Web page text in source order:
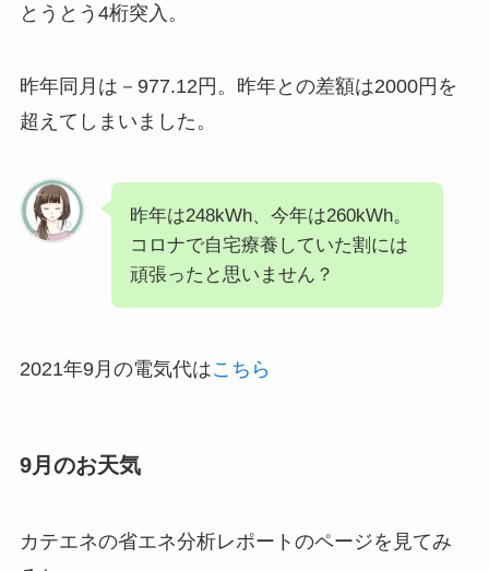
とうとう4桁突入。
昨年同月は－977.12円。昨年との差額は2000円を
超えてしまいました。
昨年は248kWh、今年は260kWh。
コロナで自宅療養していた割には
頑張ったと思いません？
2021年9月の電気代はこちら
9月のお天気
カテエネの省エネ分析レポートのページを見てみ